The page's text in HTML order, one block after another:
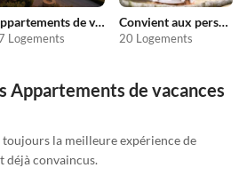
Appartements de vacances pas chers
Logements
Convient aux personnes allergiques
20 Logements
Appartements de vacances
la meilleure expérience de
déjà convaincus.